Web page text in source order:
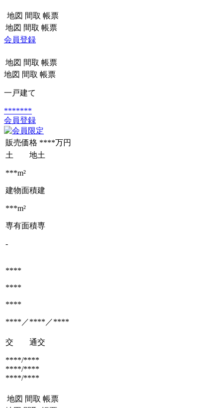
地図 間取 帳票
地図 間取 帳票
会員登録
地図 間取 帳票
地図 間取 帳票
一戸建て
*******
会員登録
販売価格 ****万円
土 地土
***m²
建物面積建
***m²
専有面積専
-
****
****
****
****／****／****
交 通交
****/****
****/****
****/****
地図 間取 帳票